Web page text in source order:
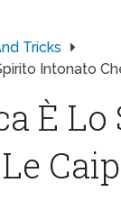
Tricks
Intonato
È